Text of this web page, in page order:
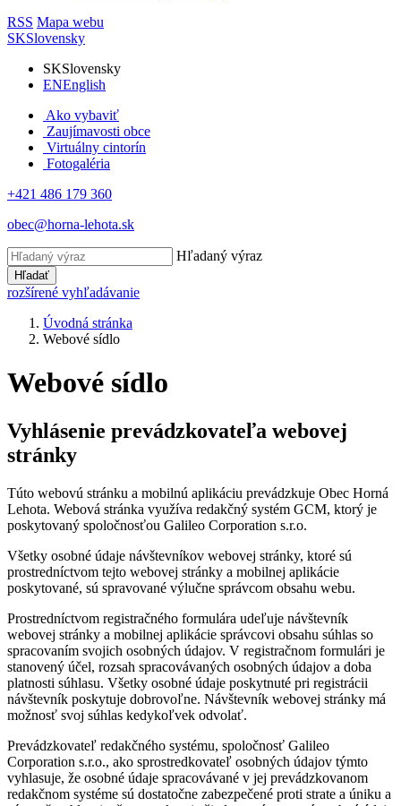
RSS Mapa webu
SKSlovensky
SKSlovensky
ENEnglish
Ako vybaviť
Zaujímavosti obce
Virtuálny cintorín
Fotogaléria
+421 486 179 360
obec@horna-lehota.sk
Hľadaný výraz
Hľadať
rozšírené vyhľadávanie
Úvodná stránka
Webové sídlo
Webové sídlo
Vyhlásenie prevádzkovateľa webovej
stránky
Túto webovú stránku a mobilnú aplikáciu prevádzkuje Obec Horná
Lehota. Webová stránka využíva redakčný systém GCM, ktorý je
poskytovaný spoločnosťou Galileo Corporation s.r.o.
Všetky osobné údaje návštevníkov webovej stránky, ktoré sú
prostredníctvom tejto webovej stránky a mobilnej aplikácie
poskytované, sú spravované výlučne správcom obsahu webu.
Prostredníctvom registračného formulára udeľuje návštevník
webovej stránky a mobilnej aplikácie správcovi obsahu súhlas so
spracovaním svojich osobných údajov. V registračnom formulári je
stanovený účel, rozsah spracovávaných osobných údajov a doba
platnosti súhlasu. Všetky osobné údaje poskytnuté pri registrácii
návštevník poskytuje dobrovoľne. Návštevník webovej stránky má
možnosť svoj súhlas kedykoľvek odvolať.
Prevádzkovateľ redakčného systému, spoločnosť Galileo
Corporation s.r.o., ako sprostredkovateľ osobných údajov týmto
vyhlasuje, že osobné údaje spracovávané v jej prevádzkovanom
redakčnom systéme sú dostatočne zabezpečené proti strate a úniku a